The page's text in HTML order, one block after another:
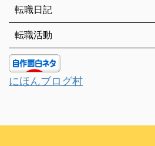
転職日記
転職活動
にほんブログ村